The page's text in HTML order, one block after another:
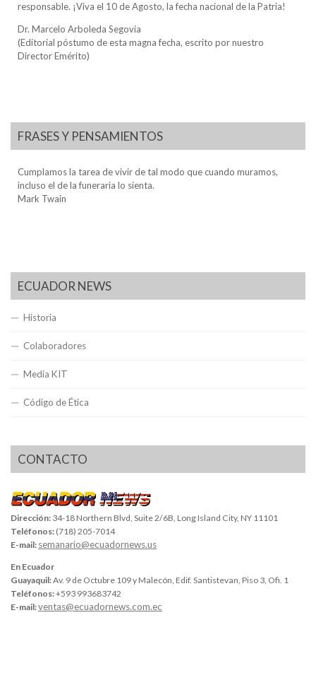
responsable. ¡Viva el 10 de Agosto, la fecha nacional de la Patria!
Dr. Marcelo Arboleda Segovia
(Editorial póstumo de esta magna fecha, escrito por nuestro
Director Emérito)
FRASES Y PENSAMIENTOS
Cumplamos la tarea de vivir de tal modo que cuando muramos,
incluso el de la funeraria lo sienta.
Mark Twain
ECUADOR NEWS
Historia
Colaboradores
Media KIT
Código de Ética
CONTACTO
Dirección: 34-18 Northern Blvd, Suite 2/6B, Long Island City, NY 11101
Teléfonos: (718) 205-7014
E-mail: semanario@ecuadornews.us
En Ecuador
Guayaquil:Av. 9 de Octubre 109 y Malecón, Edif. Santistevan, Piso 3, Ofi. 1
Teléfonos:+593 993683742
E-mail:ventas@ecuadornews.com.ec